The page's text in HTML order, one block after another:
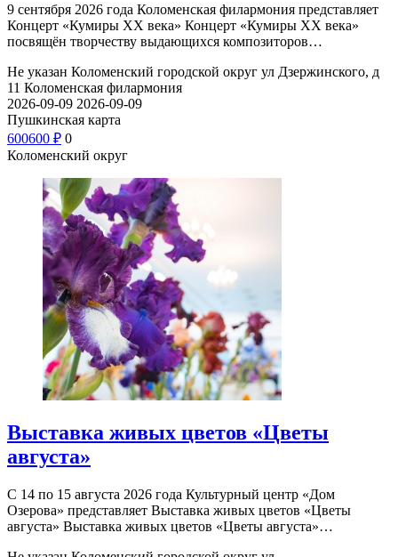
9 сентября 2026 года Коломенская филармония представляет
Концерт «Кумиры XX века» Концерт «Кумиры XX века»
посвящён творчеству выдающихся композиторов…
Не указан Коломенский городской округ ул Дзержинского, д
11 Коломенская филармония
2026-09-09 2026-09-09
Пушкинская карта
600600 ₽ 0
Коломенский округ
Выставка живых цветов «Цветы
августа»
С 14 по 15 августа 2026 года Культурный центр «Дом
Озерова» представляет Выставка живых цветов «Цветы
августа» Выставка живых цветов «Цветы августа»…